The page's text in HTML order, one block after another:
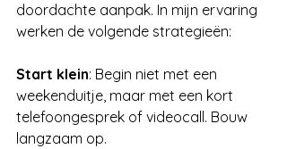
doordachte aanpak. In mijn ervaring
werken de volgende strategieën:
Start klein: Begin niet met een
weekenduitje, maar met een kort
telefoongesprek of videocall. Bouw
langzaam op.